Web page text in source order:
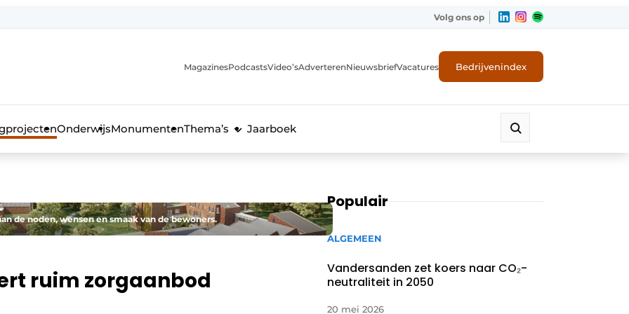
Volg ons op
MagazinesPodcastsVideo’sAdverterenNieuwsbriefVacatures Bedrijvenindex
OnderwijsMonumentenThema’s Jaarboek
de noden, wensen en smaak van de bewoners.
ruim zorgaanbod
Populair
ALGEMEEN
Vandersanden zet koers naar CO₂-
neutraliteit in 2050
20 mei 2026